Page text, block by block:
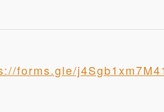
forms.gle/